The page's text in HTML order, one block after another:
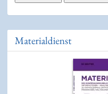
Materialdienst